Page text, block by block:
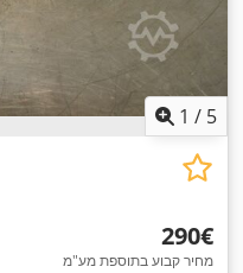
1 / 5
‏290 ‏€
מחיר קבוע בתוספת מע"מ